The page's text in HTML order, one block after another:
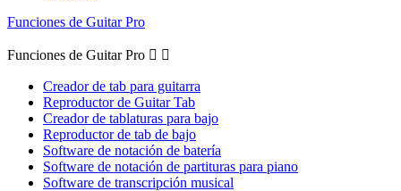
Funciones de Guitar Pro
Funciones de Guitar Pro  
Creador de tab para guitarra
Reproductor de Guitar Tab
Creador de tablaturas para bajo
Reproductor de tab de bajo
Software de notación de batería
Software de notación de partituras para piano
Software de transcripción musical